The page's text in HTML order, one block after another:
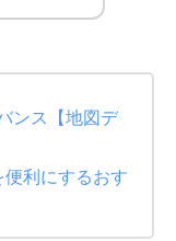
ンス【地図デ
利にするおす